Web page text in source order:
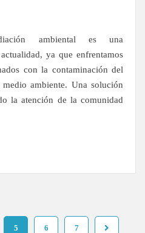
ambiental es una
ya que enfrentamos
con la contaminación del
ambiente. Una solución
la atención de la comunidad
5 6 7